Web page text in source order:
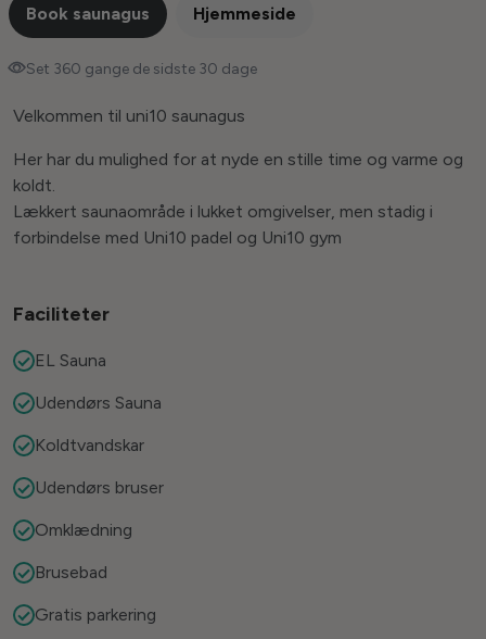
Book saunagus Hjemmeside
Set 360 gange de sidste 30 dage
Velkommen til uni10 saunagus
Her har du mulighed for at nyde en stille time og varme og
koldt.
Lækkert saunaområde i lukket omgivelser, men stadig i
forbindelse med Uni10 padel og Uni10 gym
Faciliteter
EL Sauna
Udendørs Sauna
Koldtvandskar
Udendørs bruser
Omklædning
Brusebad
Gratis parkering